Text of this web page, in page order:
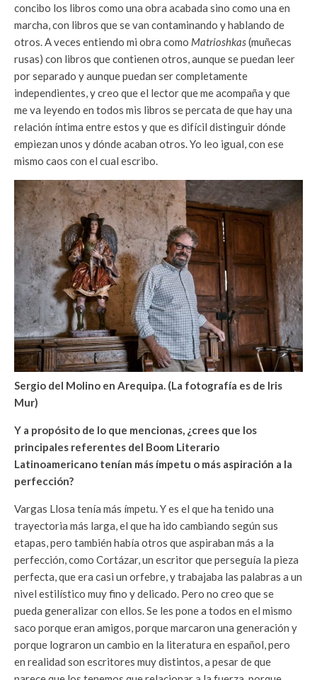
concibo los libros como una obra acabada sino como una en
marcha, con libros que se van contaminando y hablando de
otros. A veces entiendo mi obra como Matrioshkas(muñecas
rusas) con libros que contienen otros, aunque se puedan leer
por separado y aunque puedan ser completamente
independientes, y creo que el lector que me acompaña y que
me va leyendo en todos mis libros se percata de que hay una
relación íntima entre estos y que es difícil distinguir dónde
empiezan unos y dónde acaban otros. Yo leo igual, con ese
mismo caos con el cual escribo.
Sergio del Molino en Arequipa. (La fotografía es de Iris
Mur)
Y a propósito de lo que mencionas, ¿crees que los
principales referentes del Boom Literario
Latinoamericano tenían más ímpetu o más aspiración a la
perfección?
Vargas Llosa tenía más ímpetu. Y es el que ha tenido una
trayectoria más larga, el que ha ido cambiando según sus
etapas, pero también había otros que aspiraban más a la
perfección, como Cortázar, un escritor que perseguía la pieza
perfecta, que era casi un orfebre, y trabajaba las palabras a un
nivel estilístico muy fino y delicado. Pero no creo que se
pueda generalizar con ellos. Se les pone a todos en el mismo
saco porque eran amigos, porque marcaron una generación y
porque lograron un cambio en la literatura en español, pero
en realidad son escritores muy distintos, a pesar de que